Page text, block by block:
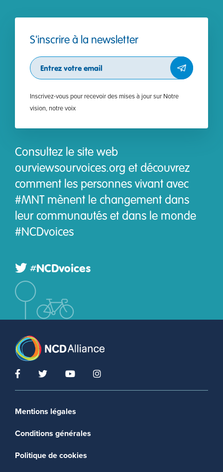
S'inscrire à la newsletter
Subscribe
Inscrivez-vous pour recevoir des mises à jour sur Notre
vision, notre voix
Consultez le site web
ourviewsourvoices.org et découvrez
comment les personnes vivant avec
#MNT mènent le changement dans
leur communautés et dans le monde
#NCDvoices
#NCDvoices
Footer menu
Mentions légales
Conditions générales
Politique de cookies